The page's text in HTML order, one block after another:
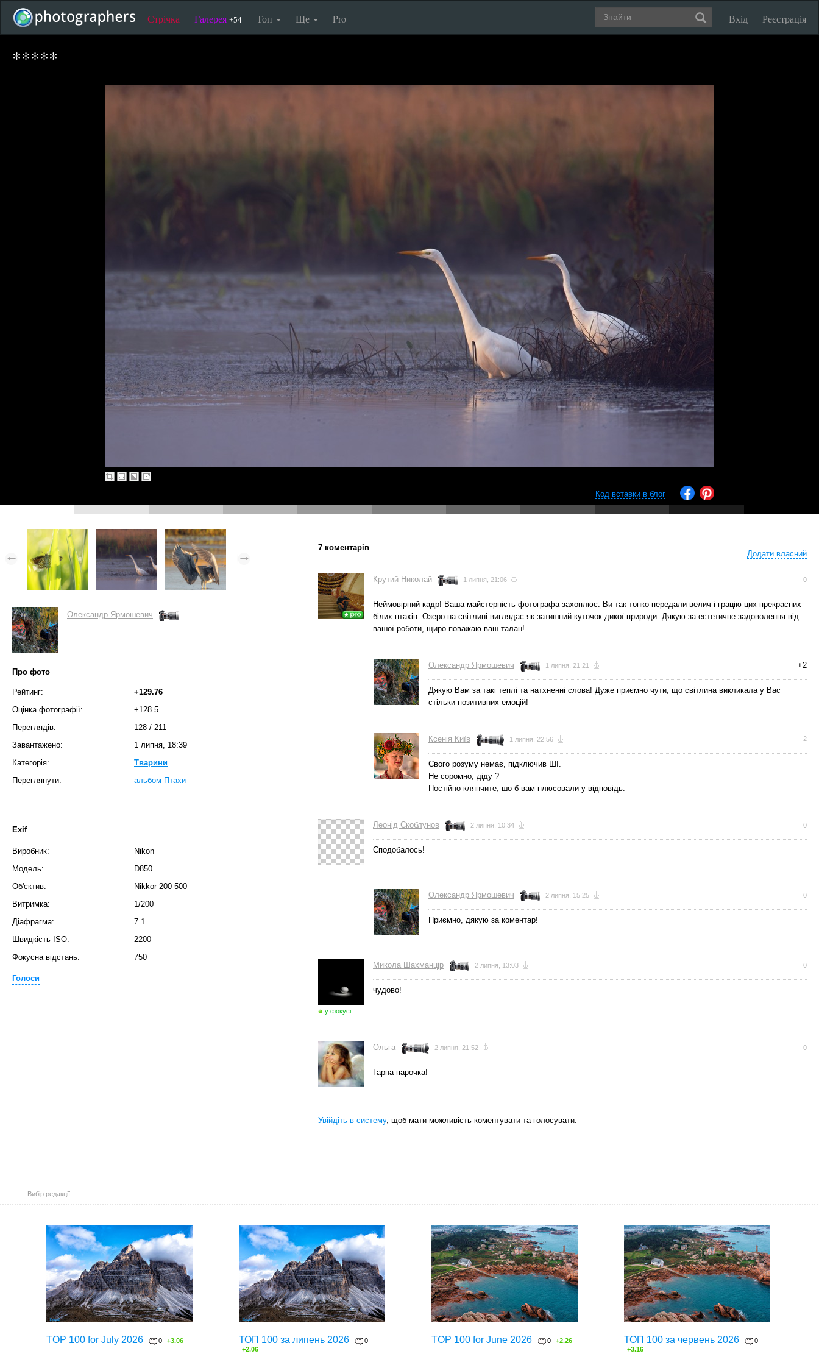
Стрічка Галерея +54 Топ Ще Pro Вхід Реєстрація
*****
Код вставки в блог
Олександр Ярмошевич
Про фото
Рейтинг:
+129.76
Оцінка фотографії:
+128.5
Переглядів:
128 / 211
Завантажено:
1 липня, 18:39
Категорія:
Тварини
Переглянути:
альбом Птахи
Exif
Виробник:
Nikon
Модель:
D850
Об'єктив:
Nikkor 200-500
Витримка:
1/200
Діафрагма:
7.1
Швидкість ISO:
2200
Фокусна відстань:
750
Голоси
7 коментарів
Додати власний
Крутий Николай 1 липня, 21:06 0
Неймовірний кадр! Ваша майстерність фотографа захоплює. Ви так тонко передали велич і грацію цих прекрасних
білих птахів. Озеро на світлині виглядає як затишний куточок дикої природи. Дякую за естетичне задоволення від
вашої роботи, щиро поважаю ваш талан!
Олександр Ярмошевич 1 липня, 21:21 +2
Дякую Вам за такі теплі та натхненні слова! Дуже приємно чути, що світлина викликала у Вас
стільки позитивних емоцій!
Ксенія Київ 1 липня, 22:56 -2
Свого розуму немає, підключив ШІ.
Не соромно, діду ?
Постійно клянчите, шо б вам плюсовали у відповідь.
Леонід Скоблунов 2 липня, 10:34 0
Сподобалось!
Олександр Ярмошевич 2 липня, 15:25 0
Приємно, дякую за коментар!
у фокусі
Микола Шахманцір 2 липня, 13:03 0
чудово!
Ольга 2 липня, 21:52 0
Гарна парочка!
Увійдіть в систему, щоб мати можливість коментувати та голосувати.
Вибір редакції
TOP 100 for July 2026 0 +3.06 ТОП 100 за липень 2026
0
+2.06
TOP 100 for June 2026 0 +2.26 ТОП 100 за червень 2026
0
+3.16